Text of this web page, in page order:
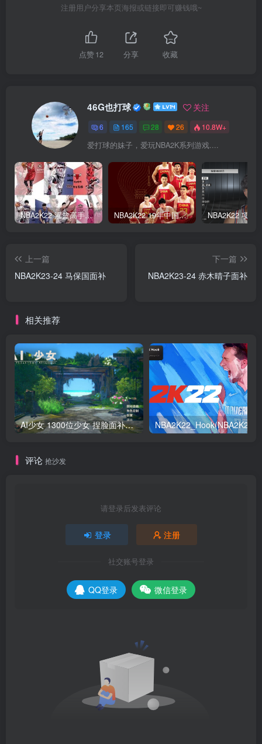
注册用户分享本页海报或链接即可赚钱哦~
点赞12 分享 收藏
46G也打球 关注
6 165 28 26 10.8W+
爱打球的妹子，爱玩NBA2K系列游戏....
NBA2K22 灌篮高手面补合集 NBA2K22 19年中国队面补合集
上一篇
NBA2K23-24 马保国面补
下一篇
NBA2K23-24 赤木晴子面补
相关推荐
AI少女 1300位少女 捏脸面补数据整合包 总有一位是你想要的
评论 抢沙发
请登录后发表评论
登录 注册
社交账号登录
QQ登录 微信登录